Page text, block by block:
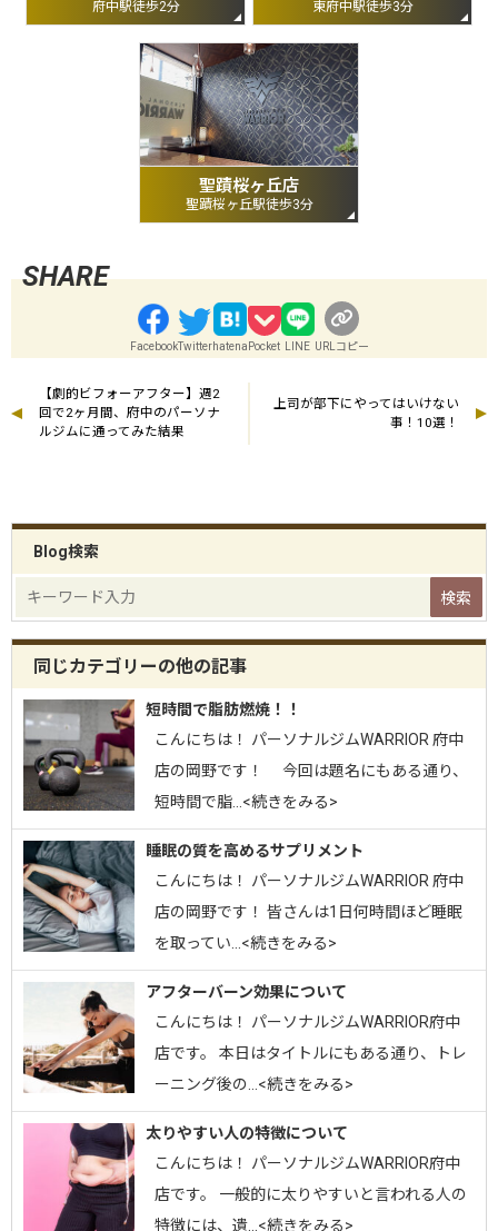
府中駅徒歩2分 東府中駅徒歩3分
聖蹟桜ヶ丘店
聖蹟桜ヶ丘駅徒歩3分
FacebookTwitterhatena Pocket LINE URLコピー
【劇的ビフォーアフター】週2
回で2ヶ月間、府中のパーソナ
ルジムに通ってみた結果
上司が部下にやってはいけない
事！10選！
Blog検索
同じカテゴリーの他の記事
短時間で脂肪燃焼！！
こんにちは！ パーソナルジムWARRIOR 府中
店の岡野です！ 今回は題名にもある通り、
短時間で脂…<続きをみる>
睡眠の質を高めるサプリメント
こんにちは！ パーソナルジムWARRIOR 府中
店の岡野です！ 皆さんは1日何時間ほど睡眠
を取ってい…<続きをみる>
アフターバーン効果について
こんにちは！ パーソナルジムWARRIOR府中
店です。 本日はタイトルにもある通り、トレ
ーニング後の…<続きをみる>
太りやすい人の特徴について
こんにちは！ パーソナルジムWARRIOR府中
店です。 一般的に太りやすいと言われる人の
特徴には、遺…<続きをみる>